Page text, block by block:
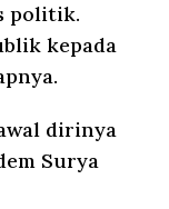
politik.
kepada
dirinya
Surya